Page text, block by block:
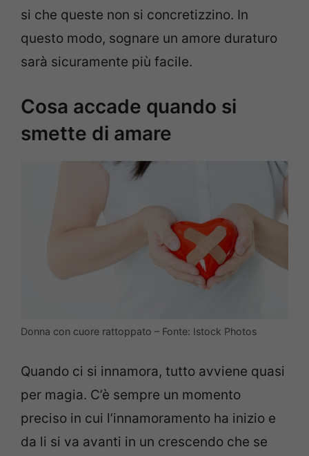
si che queste non si concretizzino. In
questo modo, sognare un amore duraturo
sarà sicuramente più facile.
Cosa accade quando si
smette di amare
Donna con cuore rattoppato – Fonte: Istock Photos
Quando ci si innamora, tutto avviene quasi
per magia. C’è sempre un momento
preciso in cui l’innamoramento ha inizio e
da li si va avanti in un crescendo che se